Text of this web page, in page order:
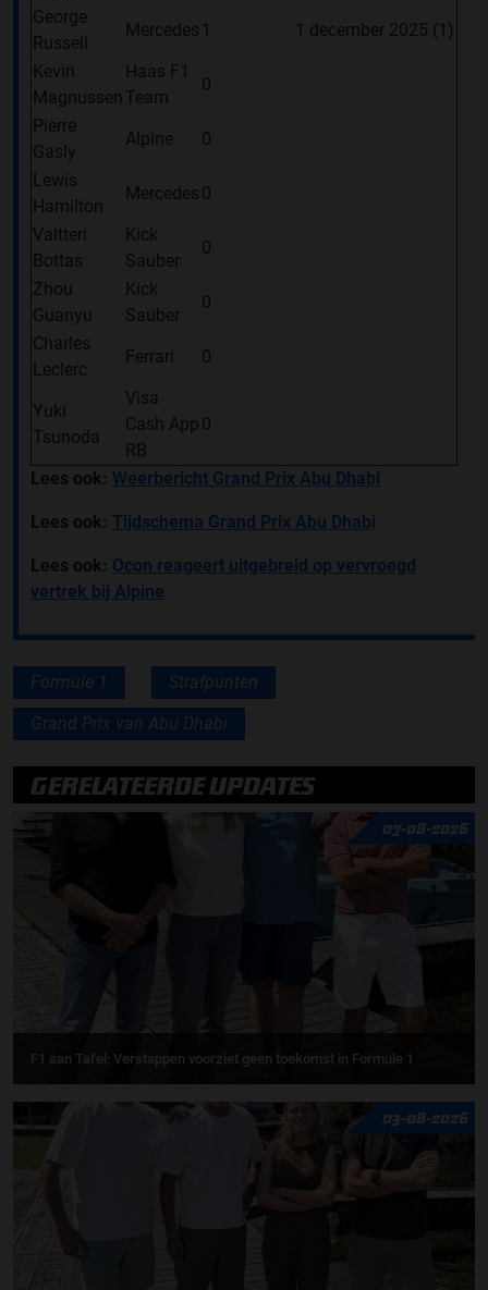
George
Russell
Mercedes 1
1 december 2025 (1)
Kevin
Magnussen
Haas F1
Team
0
Pierre
Gasly
Alpine
0
Lewis
Hamilton
Mercedes 0
Valtteri
Bottas
Kick
Sauber
0
Zhou
Guanyu
Kick
Sauber
0
Charles
Leclerc
Ferrari 0
Yuki
Tsunoda
Visa
Cash App
RB
0
Lees ook: Weerbericht Grand Prix Abu Dhabi
Lees ook: Tijdschema Grand Prix Abu Dhabi
Lees ook: Ocon reageert uitgebreid op vervroegd
vertrek bij Alpine
Formule 1 Strafpunten
Grand Prix van Abu Dhabi
GERELATEERDE UPDATES
07-08-2026
F1 aan Tafel: Verstappen voorziet geen toekomst in Formule 1
03-08-2026